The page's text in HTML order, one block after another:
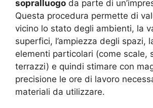
sopralluogo da parte di
Questa procedura permette di
vicino lo stato degli ambienti, la
superfici, l’ampiezza degli spazi,
elementi particolari (come scale,
terrazzi) e quindi stimare con
precisione le ore di lavoro
materiali da utilizzare.